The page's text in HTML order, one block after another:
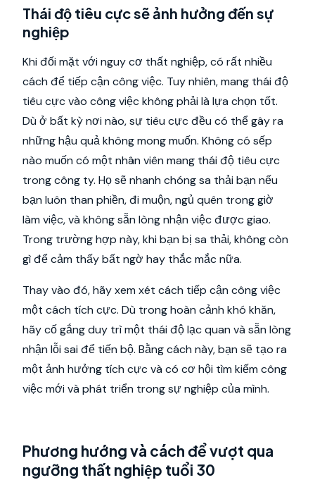
Thái độ tiêu cực sẽ ảnh hưởng đến sự
nghiệp
Khi đối mặt với nguy cơ thất nghiệp, có rất nhiều
cách để tiếp cận công việc. Tuy nhiên, mang thái độ
tiêu cực vào công việc không phải là lựa chọn tốt.
Dù ở bất kỳ nơi nào, sự tiêu cực đều có thể gây ra
những hậu quả không mong muốn. Không có sếp
nào muốn có một nhân viên mang thái độ tiêu cực
trong công ty. Họ sẽ nhanh chóng sa thải bạn nếu
bạn luôn than phiền, đi muộn, ngủ quên trong giờ
làm việc, và không sẵn lòng nhận việc được giao.
Trong trường hợp này, khi bạn bị sa thải, không còn
gì để cảm thấy bất ngờ hay thắc mắc nữa.
Thay vào đó, hãy xem xét cách tiếp cận công việc
một cách tích cực. Dù trong hoàn cảnh khó khăn,
hãy cố gắng duy trì một thái độ lạc quan và sẵn lòng
nhận lỗi sai để tiến bộ. Bằng cách này, bạn sẽ tạo ra
một ảnh hưởng tích cực và có cơ hội tìm kiếm công
việc mới và phát triển trong sự nghiệp của mình.
Phương hướng và cách để vượt qua
ngưỡng thất nghiệp tuổi 30